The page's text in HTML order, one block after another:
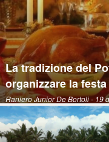
La tradizione del
organizzare la
Raniero Junior De Bortoli- 19